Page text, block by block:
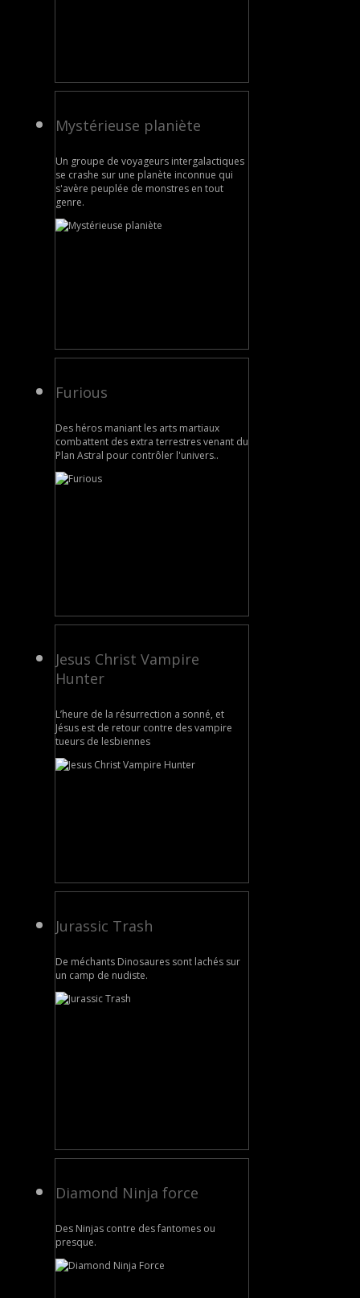
Mystérieuse planiète
Un groupe de voyageurs intergalactiques
se crashe sur une planète inconnue qui
s'avère peuplée de monstres en tout
genre.
Furious
Des héros maniant les arts martiaux
combattent des extra terrestres venant du
Plan Astral pour contrôler l'univers..
Jesus Christ Vampire
Hunter
L’heure de la résurrection a sonné, et
Jésus est de retour contre des vampire
tueurs de lesbiennes
Jurassic Trash
De méchants Dinosaures sont lachés sur
un camp de nudiste.
Diamond Ninja force
Des Ninjas contre des fantomes ou
presque.